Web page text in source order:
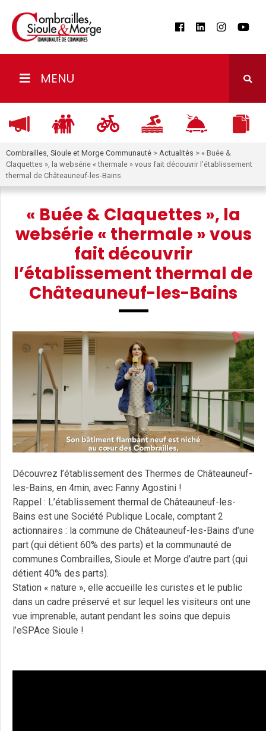
MENU
Combrailles, Sioule et Morge Communauté > Actualités > « Buée &
Claquettes », la websérie « thermale » vous fait découvrir l’établissement
thermal de Châteauneuf-les-Bains
« Buée & Claquettes », la
websérie « thermale » vous
fait découvrir
l’établissement thermal de
Châteauneuf-les-Bains
Découvrez l’établissement des Thermes de Châteauneuf-
les-Bains, en 4min, avec Fanny Agostini !
Rappel : L’établissement thermal de Châteauneuf-les-
Bains est une Société Publique Locale, comptant 2
actionnaires : la commune de Châteauneuf-les-Bains d’une
part (qui détient 60% des parts) et la communauté de
communes Combrailles, Sioule et Morge d’autre part (qui
détient 40% des parts).
Station « nature », elle accueille les curistes et le public
dans un cadre préservé et sur lequel les visiteurs ont une
vue imprenable, autant pendant les soins que depuis
l’eSPAce Sioule !